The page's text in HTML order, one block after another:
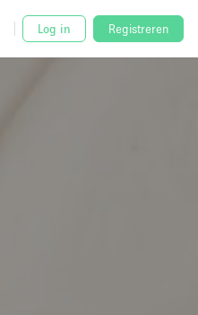
Log in Registreren